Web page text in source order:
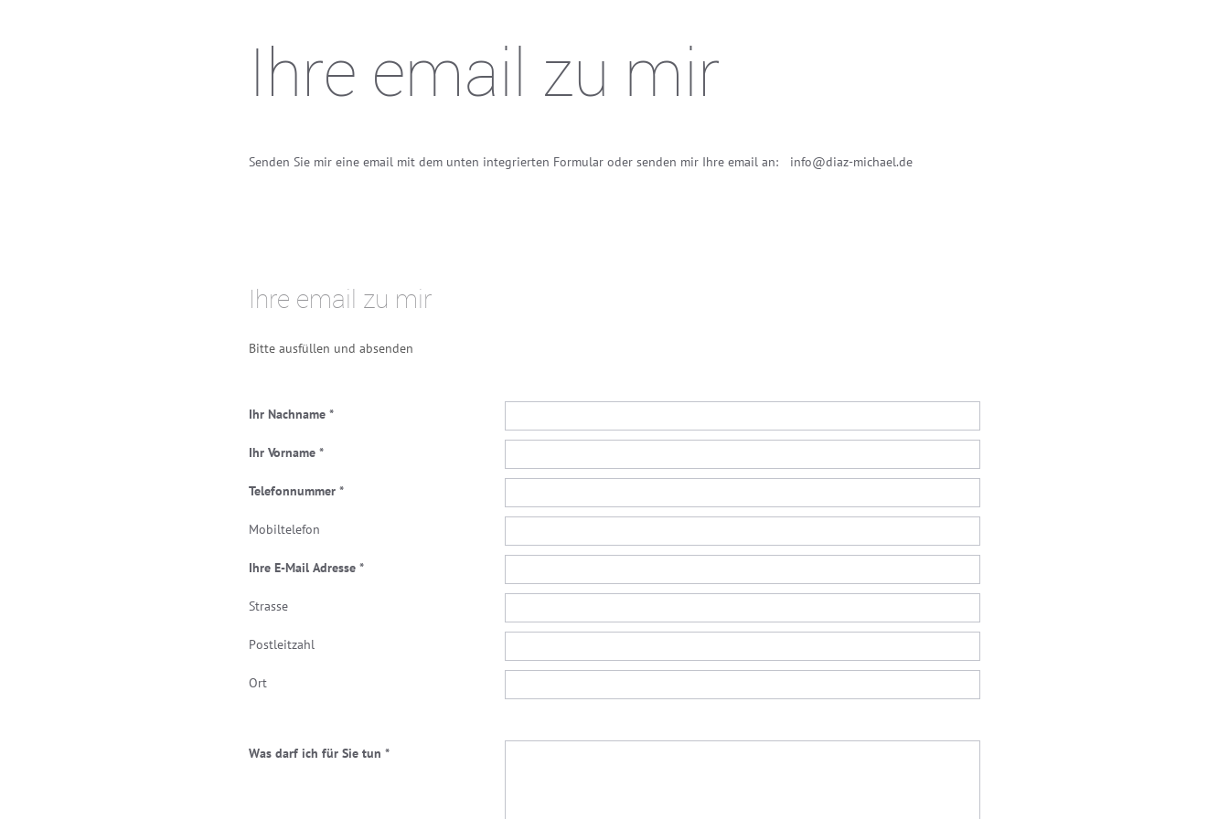
Ihre email zu mir
Senden Sie mir eine email mit dem unten integrierten Formular oder senden mir Ihre email an:
info@diaz-michael.de
Ihre email zu mir
Bitte ausfüllen und absenden
Ihr Nachname *
Ihr Vorname *
Telefonnummer *
Mobiltelefon
Ihre E-Mail Adresse *
Strasse
Postleitzahl
Ort
Was darf ich für Sie tun *